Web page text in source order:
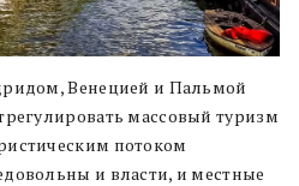
Венецией и Пальмой
массовый туризм
потоком
и власти, и местные